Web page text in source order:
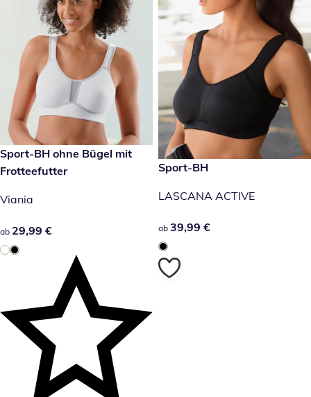
29,99 €
Sport-BH ohne Bügel mit
Frotteefutter
Viania
29,99 €
ab 29,99 €
39,99 €
Sport-BH
LASCANA ACTIVE
39,99 €
ab 39,99 €